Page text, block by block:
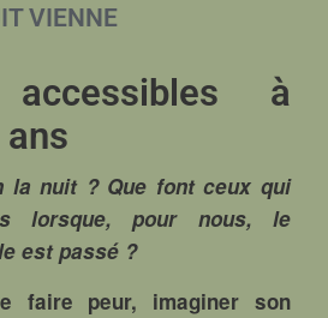
VIENNE
accessibles à
la nuit ? Que font ceux qui
lorsque, pour nous, le
est passé ?
faire peur, imaginer son